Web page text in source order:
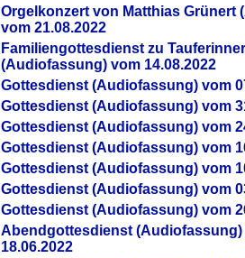
Orgelkonzert von Matthias Grünert
vom 21.08.2022
Familiengottesdienst zu
(Audiofassung) vom 14.08.2022
Gottesdienst (Audiofassung) vom
Gottesdienst (Audiofassung) vom
Gottesdienst (Audiofassung) vom
Gottesdienst (Audiofassung) vom
Gottesdienst (Audiofassung) vom
Gottesdienst (Audiofassung) vom
Gottesdienst (Audiofassung) vom
Abendgottesdienst (Audiofassung)
18.06.2022